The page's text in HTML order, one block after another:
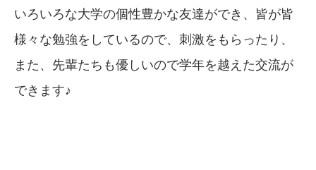
いろいろな大学の個性豊かな友達ができ、皆が皆
様々な勉強をしているので、刺激をもらったり、
また、先輩たちも優しいので学年を越えた交流が
できます♪